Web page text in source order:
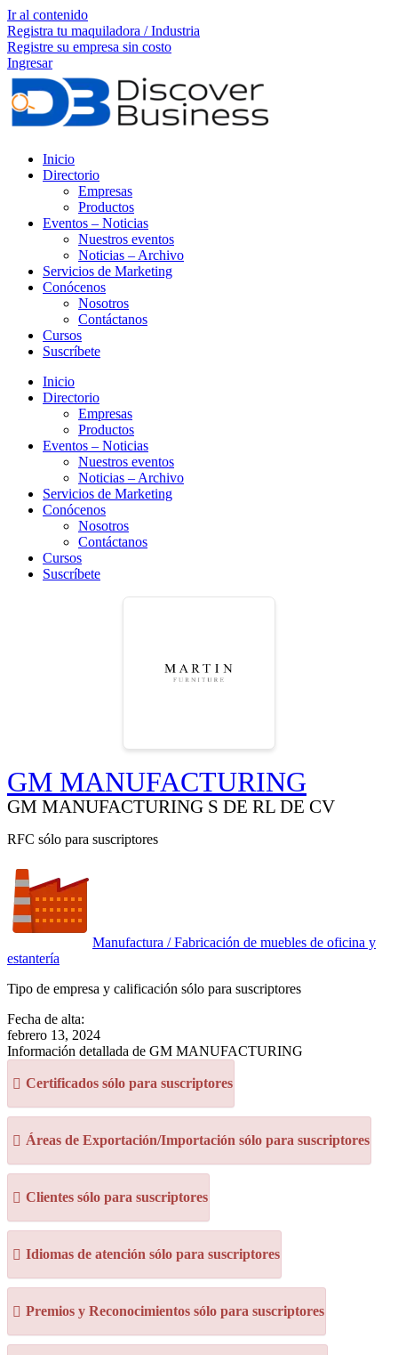
Ir al contenido
Registra tu maquiladora / Industria
Registre su empresa sin costo
Ingresar
Inicio
Directorio
Empresas
Productos
Eventos – Noticias
Nuestros eventos
Noticias – Archivo
Servicios de Marketing
Conócenos
Nosotros
Contáctanos
Cursos
Suscríbete
Inicio
Directorio
Empresas
Productos
Eventos – Noticias
Nuestros eventos
Noticias – Archivo
Servicios de Marketing
Conócenos
Nosotros
Contáctanos
Cursos
Suscríbete
GM MANUFACTURING
GM MANUFACTURING S DE RL DE CV
RFC sólo para suscriptores
Manufactura / Fabricación de muebles de oficina y
estantería
Tipo de empresa y calificación sólo para suscriptores
Fecha de alta:
febrero 13, 2024
Información detallada de GM MANUFACTURING
Certificados sólo para suscriptores
Áreas de Exportación/Importación sólo para suscriptores
Clientes sólo para suscriptores
Idiomas de atención sólo para suscriptores
Premios y Reconocimientos sólo para suscriptores